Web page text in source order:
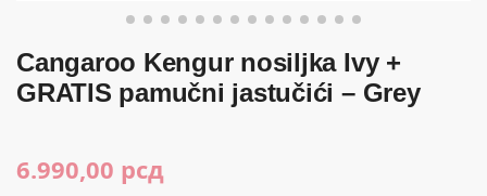
Cangaroo Kengur nosiljka Ivy +
GRATIS pamučni jastučići – Grey
6.990,00 рсд